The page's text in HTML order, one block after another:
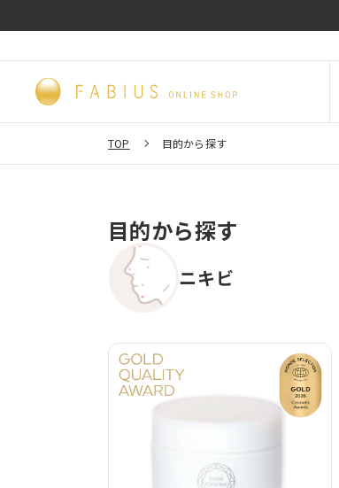
ビューティー
毛穴
TOP 目的から探す
目的から探す
ニキビ